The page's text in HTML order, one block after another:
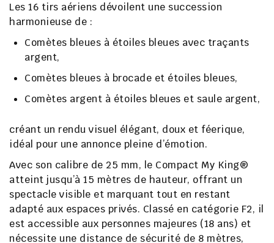
Les 16 tirs aériens dévoilent une succession
harmonieuse de :
Comètes bleues à étoiles bleues avec traçants
argent,
Comètes bleues à brocade et étoiles bleues,
Comètes argent à étoiles bleues et saule argent,
créant un rendu visuel élégant, doux et féerique,
idéal pour une annonce pleine d’émotion.
Avec son calibre de 25 mm, le Compact My King®
atteint jusqu’à 15 mètres de hauteur, offrant un
spectacle visible et marquant tout en restant
adapté aux espaces privés. Classé en catégorie F2, il
est accessible aux personnes majeures (18 ans) et
nécessite une distance de sécurité de 8 mètres,